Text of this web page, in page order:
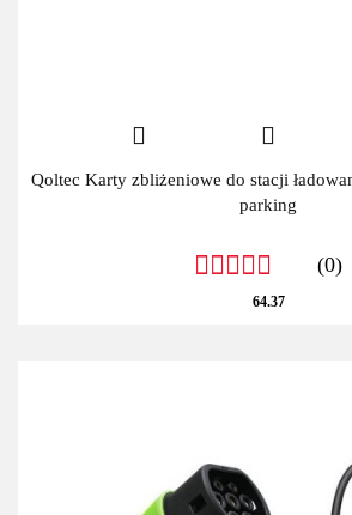
Qoltec Karty zbliżeniowe do stacji
parking
(0)
64.37